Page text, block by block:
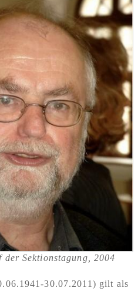
der Sektionstagung, 2004
30.07.2011) gilt als